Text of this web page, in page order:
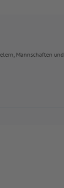
Mannschaften und